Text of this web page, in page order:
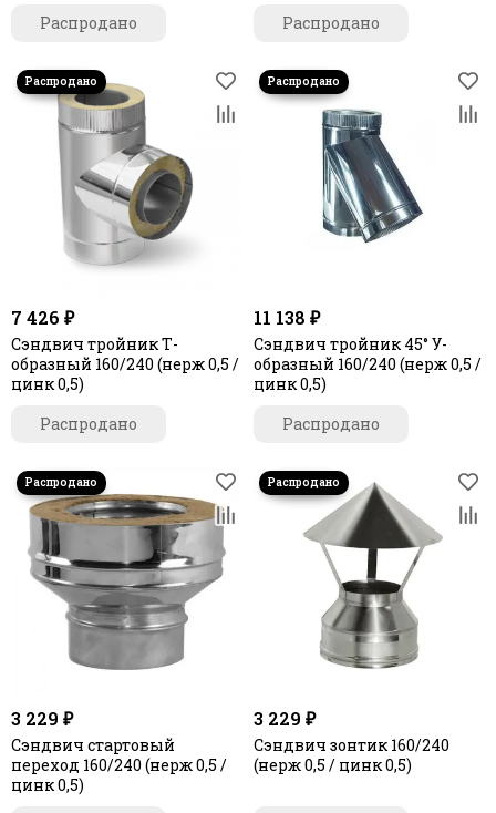
Распродано
Распродано
7 426 ₽
Сэндвич тройник Т-
образный 160/240 (нерж 0,5 /
цинк 0,5)
Распродано
11 138 ₽
Сэндвич тройник 45° У-
образный 160/240 (нерж 0,5 /
цинк 0,5)
Распродано
3 229 ₽
Сэндвич стартовый
переход 160/240 (нерж 0,5 /
цинк 0,5)
3 229 ₽
Сэндвич зонтик 160/240
(нерж 0,5 / цинк 0,5)